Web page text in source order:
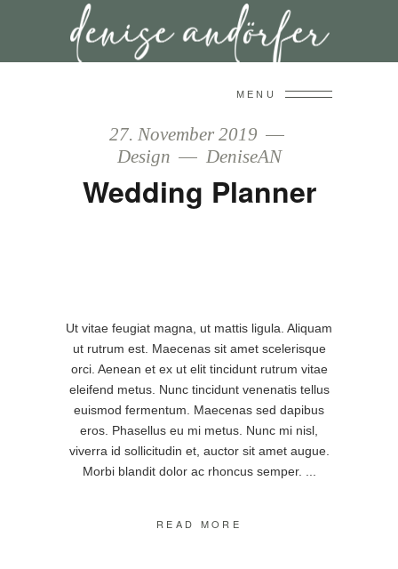
MENU
27. November 2019
Design
DeniseAN
Wedding Planner
Ut vitae feugiat magna, ut mattis ligula. Aliquam
ut rutrum est. Maecenas sit amet scelerisque
orci. Aenean et ex ut elit tincidunt rutrum vitae
eleifend metus. Nunc tincidunt venenatis tellus
euismod fermentum. Maecenas sed dapibus
eros. Phasellus eu mi metus. Nunc mi nisl,
viverra id sollicitudin et, auctor sit amet augue.
Morbi blandit dolor ac rhoncus semper.
READ MORE